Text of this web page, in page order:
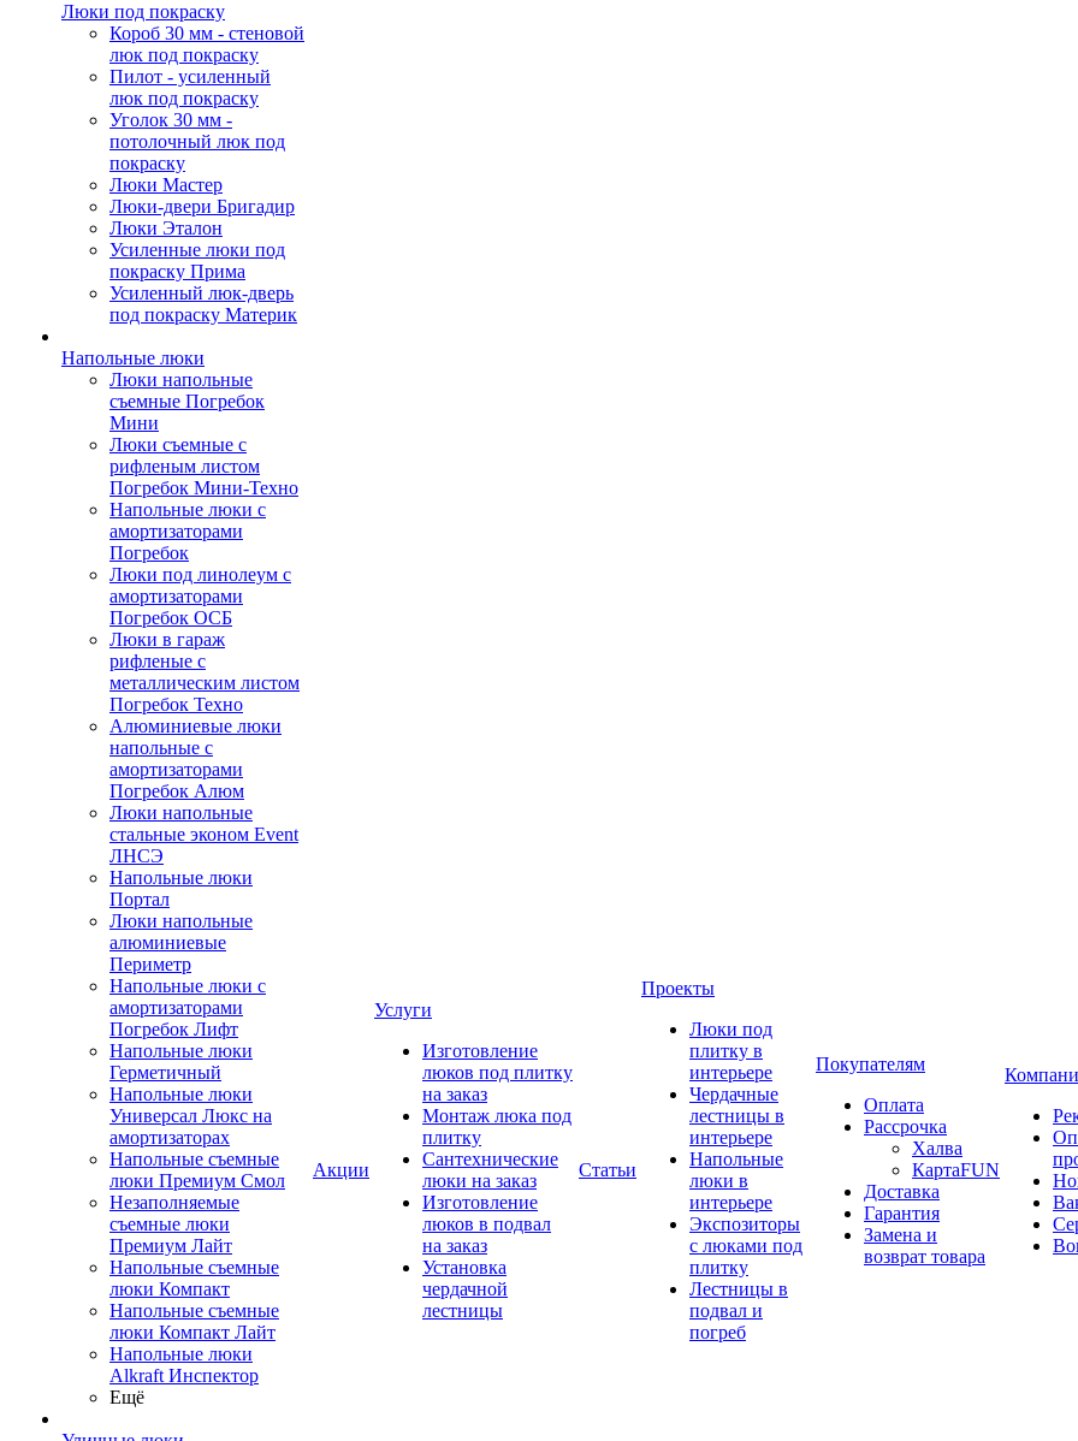
Люки под покраску
Короб 30 мм - стеновой
люк под покраску
Пилот - усиленный
люк под покраску
Уголок 30 мм -
потолочный люк под
покраску
Люки Мастер
Люки-двери Бригадир
Люки Эталон
Усиленные люки под
покраску Прима
Усиленный люк-дверь
под покраску Материк
Напольные люки
Люки напольные
съемные Погребок
Мини
Люки съемные с
рифленым листом
Погребок Мини-Техно
Напольные люки с
амортизаторами
Погребок
Люки под линолеум с
амортизаторами
Погребок ОСБ
Люки в гараж
рифленые с
металлическим листом
Погребок Техно
Алюминиевые люки
напольные с
амортизаторами
Погребок Алюм
Люки напольные
стальные эконом Event
ЛНСЭ
Напольные люки
Портал
Люки напольные
алюминиевые
Периметр
Напольные люки с
амортизаторами
Погребок Лифт
Напольные люки
Герметичный
Напольные люки
Универсал Люкс на
амортизаторах
Напольные съемные
люки Премиум Смол
Незаполняемые
съемные люки
Премиум Лайт
Напольные съемные
люки Компакт
Напольные съемные
люки Компакт Лайт
Напольные люки
Alkraft Инспектор
Ещё
Акции
Услуги
Изготовление
люков под плитку
на заказ
Монтаж люка под
плитку
Сантехнические
люки на заказ
Изготовление
люков в подвал
на заказ
Установка
чердачной
лестницы
Статьи
Проекты
Люки под
плитку в
интерьере
Чердачные
лестницы в
интерьере
Напольные
люки в
интерьере
Экспозиторы
с люками под
плитку
Лестницы в
подвал и
погреб
Покупателям
Оплата
Рассрочка
Халва
КартаFUN
Доставка
Гарантия
Замена и
возврат товара